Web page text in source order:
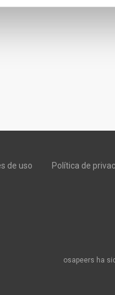
de uso Política de
osapeers ha